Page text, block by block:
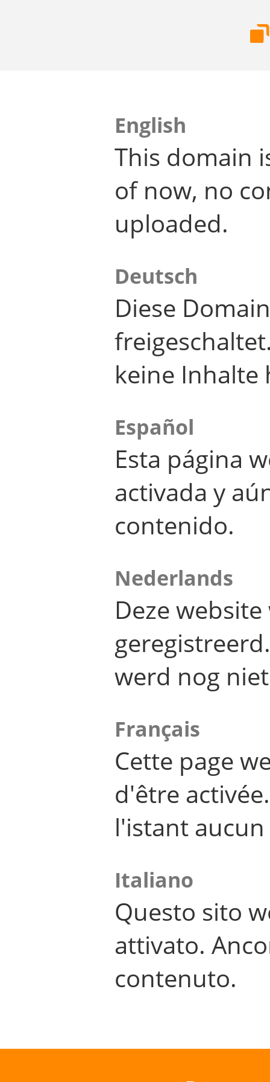
English
This domain
of now, no
uploaded.
Deutsch
Diese
keine Inhalte
Español
Esta página
activada y
contenido.
Nederlands
Deze
werd nog
Français
Cette page
d'être
l'istant
Italiano
Questo sito
attivato.
contenuto.